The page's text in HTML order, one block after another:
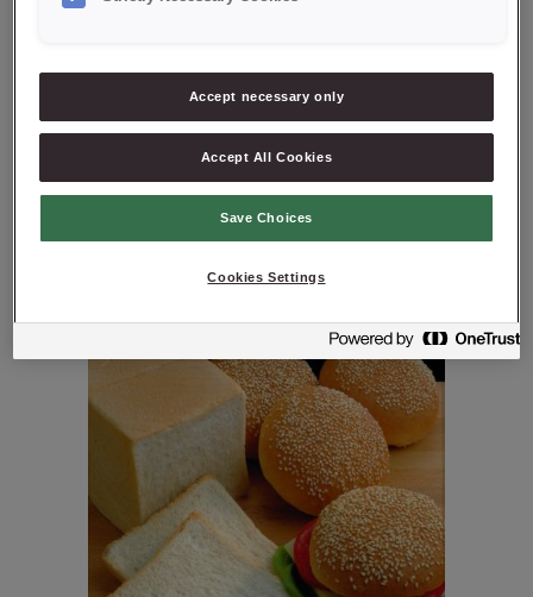
CREDI® FORMA
ESPECIAL
Accept necessary only
Accept All Cookies
Save Choices
Cookies Settings